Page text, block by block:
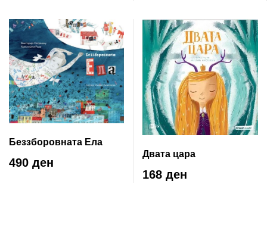
Беззборовната Ела
490 ден
Двата цара
168 ден